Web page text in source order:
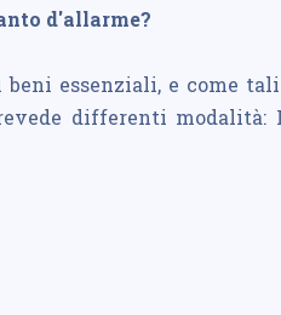
d'allarme?
essenziali, e come
differenti